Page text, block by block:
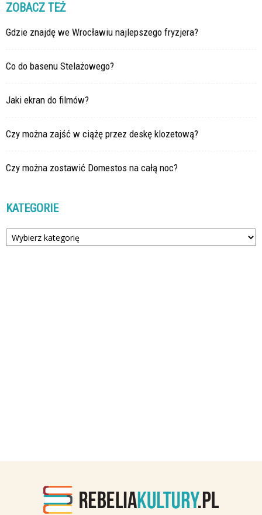
ZOBACZ TEŻ
Gdzie znajdę we Wrocławiu najlepszego fryzjera?
Co do basenu Stelażowego?
Jaki ekran do filmów?
Czy można zajść w ciążę przez deskę klozetową?
Czy można zostawić Domestos na całą noc?
KATEGORIE
Kategorie